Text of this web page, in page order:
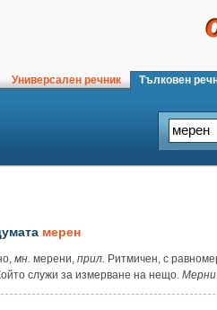
Универсален речник Тълковен
мерен
мн. мерени, прил. Ритмичен, с
служи за измерване на нещо. Мерни